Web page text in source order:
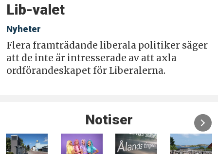
Lib-valet
Nyheter
Flera framträdande liberala politiker säger
att de inte är intresserade av att axla
ordförandeskapet för Liberalerna.
Notiser